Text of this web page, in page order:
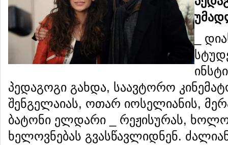
_
პედაგოგი გახდა, საავტორო
შენგელაიას, ოთარ იოსელიანის,
ბატონი ელდარი _ რეჟისურას,
ხელოვნებას გვასწავლიდნენ.